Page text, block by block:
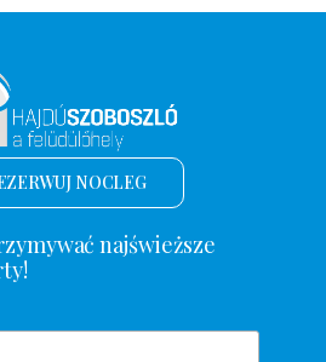
NOCLEG
najświeższe